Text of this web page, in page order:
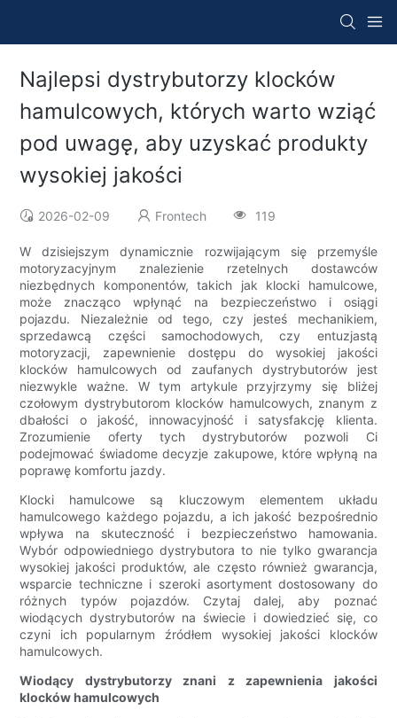
Najlepsi dystrybutorzy klocków
hamulcowych, których warto wziąć
pod uwagę, aby uzyskać produkty
wysokiej jakości
2026-02-09 Frontech 119
W dzisiejszym dynamicznie rozwijającym się przemyśle
motoryzacyjnym znalezienie rzetelnych dostawców
niezbędnych komponentów, takich jak klocki hamulcowe,
może znacząco wpłynąć na bezpieczeństwo i osiągi
pojazdu. Niezależnie od tego, czy jesteś mechanikiem,
sprzedawcą części samochodowych, czy entuzjastą
motoryzacji, zapewnienie dostępu do wysokiej jakości
klocków hamulcowych od zaufanych dystrybutorów jest
niezwykle ważne. W tym artykule przyjrzymy się bliżej
czołowym dystrybutorom klocków hamulcowych, znanym z
dbałości o jakość, innowacyjność i satysfakcję klienta.
Zrozumienie oferty tych dystrybutorów pozwoli Ci
podejmować świadome decyzje zakupowe, które wpłyną na
poprawę komfortu jazdy.
Klocki hamulcowe są kluczowym elementem układu
hamulcowego każdego pojazdu, a ich jakość bezpośrednio
wpływa na skuteczność i bezpieczeństwo hamowania.
Wybór odpowiedniego dystrybutora to nie tylko gwarancja
wysokiej jakości produktów, ale często również gwarancja,
wsparcie techniczne i szeroki asortyment dostosowany do
różnych typów pojazdów. Czytaj dalej, aby poznać
wiodących dystrybutorów na świecie i dowiedzieć się, co
czyni ich popularnym źródłem wysokiej jakości klocków
hamulcowych.
Wiodący dystrybutorzy znani z zapewnienia jakości
klocków hamulcowych